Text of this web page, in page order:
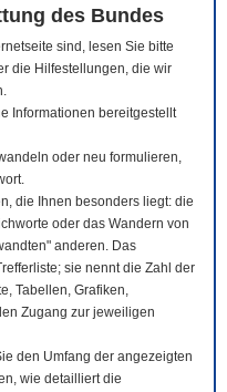
des Bundes
sind, lesen Sie bitte
die Hilfestellungen, die wir
Informationen bereitgestellt
oder neu formulieren,
die Ihnen besonders liegt: die
oder das Wandern von
anderen. Das
sie nennt die Zahl der
Tabellen, Grafiken,
Zugang zur jeweiligen
den Umfang der angezeigten
wie detailliert die